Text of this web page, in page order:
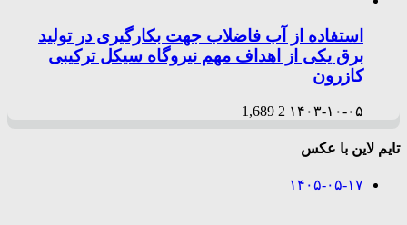
استفاده از آب فاضلاب جهت بکارگیری در تولید
برق یکی از اهداف مهم نیروگاه سیکل ترکیبی
کازرون
۱۴۰۳-۱۰-۰۵ 2
1,689
تایم لاین با عکس
۱۴۰۵-۰۵-۱۷